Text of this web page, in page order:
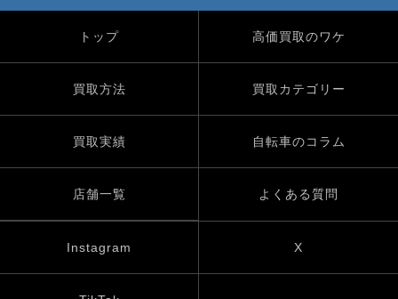
トップ 高価買取のワケ
買取方法 買取カテゴリー
買取実績 自転車のコラム
店舗一覧 よくある質問
Instagram X